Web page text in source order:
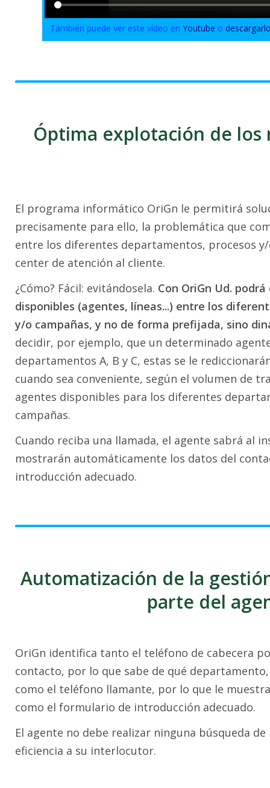
También puede ver este vídeo enYoutube o
Óptima explotación de los
El programa informático OriGn le permitirá
precisamente para ello, la problemática que
entre los diferentes departamentos, procesos
center de atención al cliente.
¿Cómo? Fácil: evitándosela. Con OriGn Ud.
disponibles (agentes, líneas...) entre los
y/o campañas, y no de forma prefijada, sino
decidir, por ejemplo, que un determinado
departamentos A, B y C, estas se le
cuando sea conveniente, según el volumen de
agentes disponibles para los diferentes
campañas.
Cuando reciba una llamada, el agente sabrá al
mostrarán automáticamente los datos del
introducción adecuado.
Automatización de la
parte del
OriGn identifica tanto el teléfono de cabecera
contacto, por lo que sabe de qué
como el teléfono llamante, por lo que le
como el formulario de introducción adecuado.
El agente no debe realizar ninguna búsqueda
eficiencia a su interlocutor.